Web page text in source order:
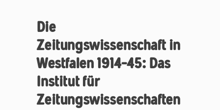
Die
Zeitungswissenschaft in
Westfalen 1914–45: Das
Institut für
Zeitungswissenschaften